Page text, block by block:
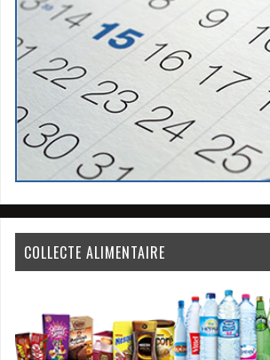
COLLECTE ALIMENTAIRE